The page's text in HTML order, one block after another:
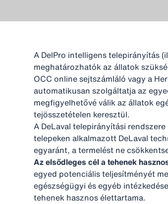
A DelPro intelligens telepirányítás
meghatározhatók az állatok
OCC online sejtszámláló vagy a
automatikusan szolgáltatja az
megfigyelhetővé válik az állatok
tejösszetételen keresztül.
A DeLaval telepirányítási rendszere
telepeken alkalmazott DeLaval
egyaránt, a termelést ne
Az elsődleges cél a tehenek
egyed potenciális teljesítményét
egészségügyi és egyéb
tehenek hasznos élettartama.